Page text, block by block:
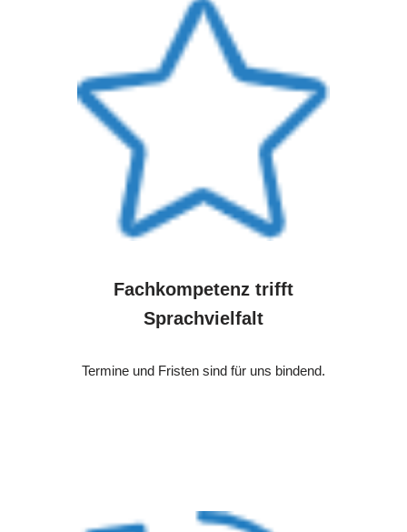
Fachkompetenz trifft
Sprachvielfalt
Termine und Fristen sind für uns bindend.